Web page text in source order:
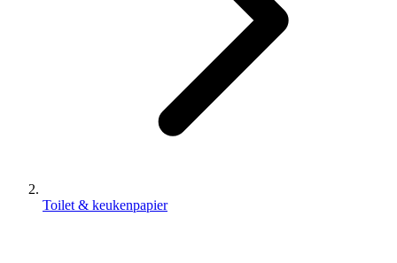
Toilet & keukenpapier